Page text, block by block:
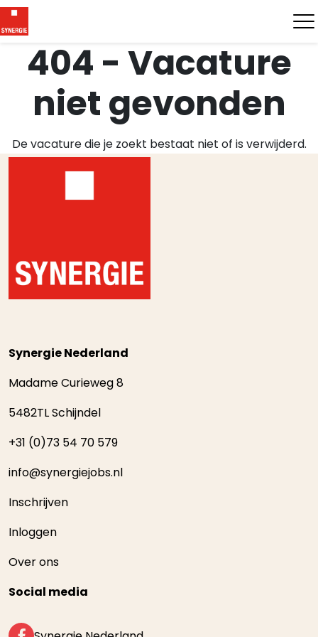
404 - Vacature
niet gevonden
De vacature die je zoekt bestaat niet of is verwijderd.
Synergie Nederland
Madame Curieweg 8
5482TL Schijndel
+31 (0)73 54 70 579
info@synergiejobs.nl
Inschrijven
Inloggen
Over ons
Social media